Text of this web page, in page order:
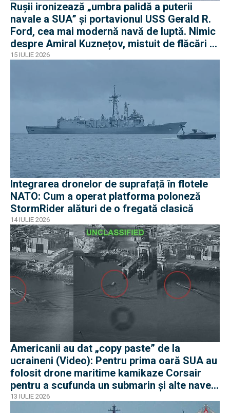
Rușii ironizează „umbra palidă a puterii
navale a SUA” și portavionul USS Gerald R.
Ford, cea mai modernă navă de luptă. Nimic
despre Amiral Kuznețov, mistuit de flăcări și
ruginit la cheu
15 IULIE 2026
Integrarea dronelor de suprafață în flotele
NATO: Cum a operat platforma poloneză
StormRider alături de o fregată clasică
14 IULIE 2026
Americanii au dat „copy paste” de la
ucraineni (Video): Pentru prima oară SUA au
folosit drone maritime kamikaze Corsair
pentru a scufunda un submarin și alte nave
iraniene
13 IULIE 2026